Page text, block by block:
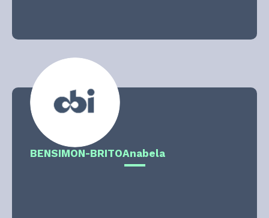
BENSIMON-BRITOAnabela